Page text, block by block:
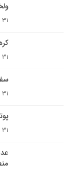
۳۱ مرداد ۱۳۹۶
۳۱ مرداد ۱۳۹۶
۳۱ مرداد ۱۳۹۶
۳۱ مرداد ۱۳۹۶